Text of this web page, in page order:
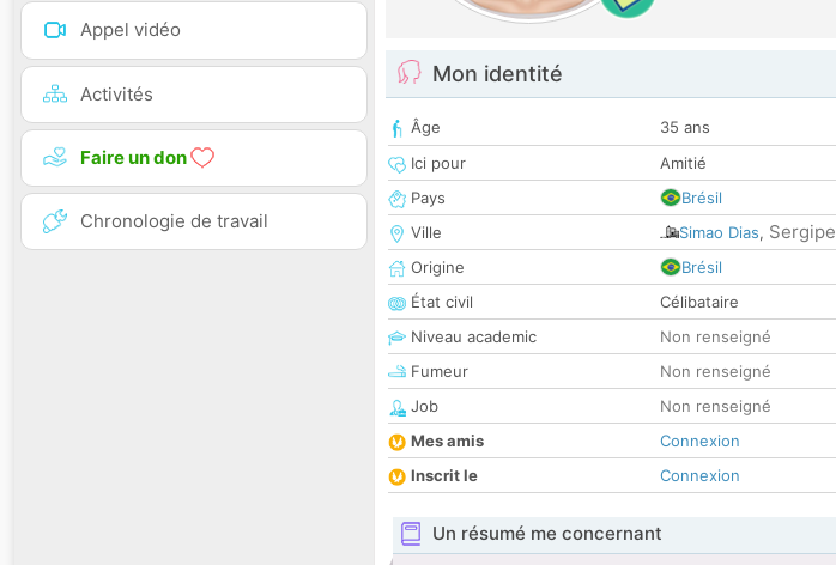
Appel vidéo
Activités
Faire un don
Chronologie de travail
Mon identité
Âge
35 ans
Ici pour
Amitié
Pays
Brésil
Ville
Simao Dias, Sergipe
Origine
Brésil
État civil
Célibataire
Niveau academic
Non renseigné
Fumeur
Non renseigné
Job
Non renseigné
Mes amis
Connexion
Inscrit le
Connexion
Un résumé me concernant